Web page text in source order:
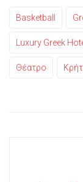
Basketball
Luxury Greek
Θέατρο